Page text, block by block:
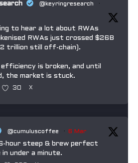
@keyringresearch ·
to hear a lot about RWAs
RWAs just crossed $26B
trillion still off-chain).
is broken, and until
the market is stuck.
30 X
@cumuluscoffee · 6 Mar
hour steep & brew perfect
under a minute.